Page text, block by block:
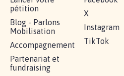
pétition
Blog - Parlons
Mobilisation
Accompagnement
Partenariat et
fundraising
X
Instagram
TikTok